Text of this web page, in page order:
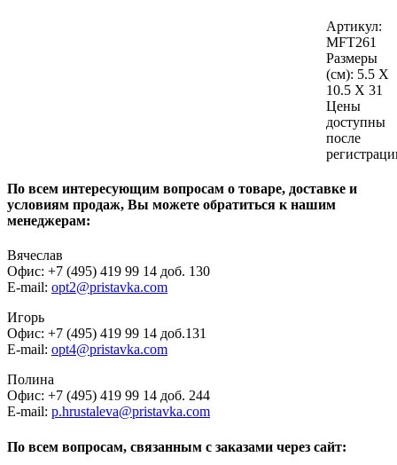
Артикул:
MFT261
Размеры
(см): 5.5 X
10.5 X 31
Цены
доступны
после
По всем интересующим вопросам о товаре, доставке и
условиям продаж, Вы можете обратиться к нашим
менеджерам:
Вячеслав
Офис: +7 (495) 419 99 14 доб. 130
E-mail: opt2@pristavka.com
Игорь
Офис: +7 (495) 419 99 14 доб.131
E-mail: opt4@pristavka.com
Полина
Офис: +7 (495) 419 99 14 доб. 244
E-mail: p.hrustaleva@pristavka.com
По всем вопросам, связанным с заказами через сайт: